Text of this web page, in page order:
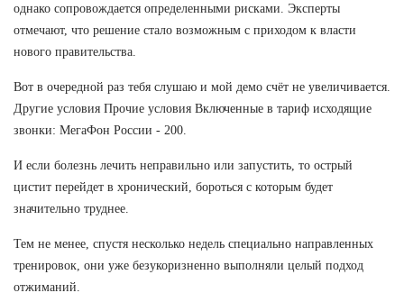
однако сопровождается определенными рисками. Эксперты
отмечают, что решение стало возможным с приходом к власти
нового правительства.
Вот в очередной раз тебя слушаю и мой демо счёт не увеличивается.
Другие условия Прочие условия Включенные в тариф исходящие
звонки: МегаФон России - 200.
И если болезнь лечить неправильно или запустить, то острый
цистит перейдет в хронический, бороться с которым будет
значительно труднее.
Тем не менее, спустя несколько недель специально направленных
тренировок, они уже безукоризненно выполняли целый подход
отжиманий.